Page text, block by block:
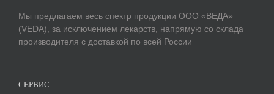
Мы предлагаем весь спектр продукции ООО «ВЕДА»
(VEDA), за исключением лекарств, напрямую со склада
производителя с доставкой по всей России
СЕРВИС